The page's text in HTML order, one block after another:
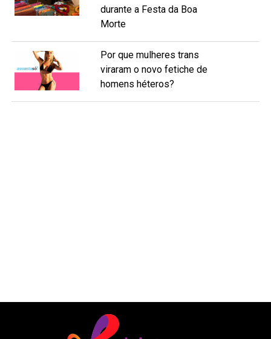
durante a Festa da Boa
Morte
Por que mulheres trans
viraram o novo fetiche de
homens héteros?